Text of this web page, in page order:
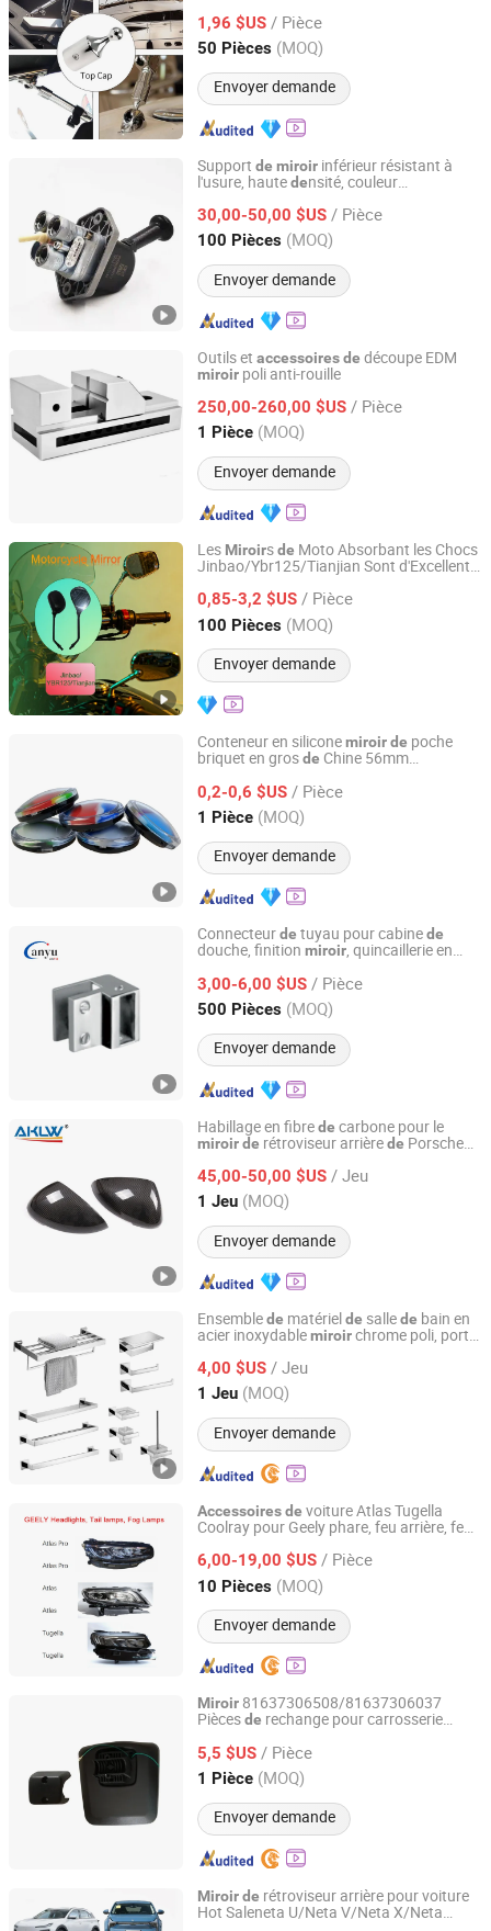
debimini pour yacht
1,96 $US / Pièce
50 Pièces (MOQ)
Envoyer demande
Shandong, China Depuis 2023
Support de miroir inférieur résistant à
l'usure, hautedensité, couleur
accessoiresdecabine
30,00-50,00 $US / Pièce
100 Pièces (MOQ)
Envoyer demande
Liangshan Ruisheng Trailer Accessories Co., Ltd.
Shandong, China Depuis 2025
Outils et accessoiresde découpe EDM
miroir poli anti-rouille
250,00-260,00 $US / Pièce
1 Pièce (MOQ)
Envoyer demande
Dezhou Haina Precision Machinery Co., Ltd.
Shandong, China Depuis 2024
Les Miroirsde Moto Absorbant les Chocs
Jinbao/Ybr125/Tianjian Sont d'Excellents
Route
0,85-3,2 $US / Pièce
100 Pièces (MOQ)
Envoyer demande
Langfang Zhouchi Import and Export Co., Ltd
Guangdong, China Depuis 2026
Conteneur en siliconemiroirde poche
briquet en grosde Chine 56mm
0,2-0,6 $US / Pièce
1 Pièce (MOQ)
Envoyer demande
Yangzhou KOVIC Arts Co., Ltd.
Jiangsu, China Depuis 2020
Connecteurde tuyau pour cabinede
douche, finition miroir, quincaillerie en
3,00-6,00 $US / Pièce
500 Pièces (MOQ)
Envoyer demande
Zhaoqing Anyu Technology Co., Ltd
Guangdong, China Depuis 2025
Habillage en fibrede carbone pour le
miroirde rétroviseur arrièrede Porsche
45,00-50,00 $US / Jeu
1 Jeu (MOQ)
Envoyer demande
Dongguan Aikeliwei Carbon Fiber Technology R&D Co.,
Guangdong, China Depuis 2026
Ensemblede matérielde sallede bain en
acier inoxydablemiroirchrome poli, porte-
serviettes, crochet,
de bain
4,00 $US / Jeu
1 Jeu (MOQ)
Envoyer demande
Jiangmen Anruiqi Kitchen and Bathroom Co., Ltd.
Guangdong, China Depuis 2024
Accessoiresde voiture Atlas Tugella
Coolray pour Geely phare, feu arrière, feu
chocs, grilles
6,00-19,00 $US / Pièce
10 Pièces (MOQ)
Envoyer demande
Ningbo Luyou International Trade Co., Ltd.
Zhejiang, China Depuis 2022
Miroir 81637306508/81637306037
Piècesde rechange pour carrosserie
5,5 $US / Pièce
1 Pièce (MOQ)
Envoyer demande
Changzhou Super Auto Parts Co., Ltd.
Jiangsu, China Depuis 2021
Miroirde rétroviseur arrière pour voiture
Hot Saleneta U/Neta V/Neta X/Neta
Shandong Sairui Huachen Auto Parts Co., Ltd